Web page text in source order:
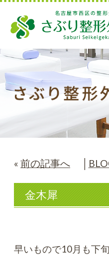
« 前の記事へ
金木犀
早いもので10月も下